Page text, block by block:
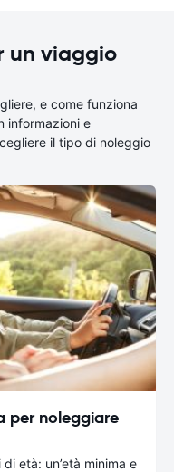
un viaggio
e come funziona
informazioni e
il tipo di noleggio
per noleggiare
età: un’età minima e